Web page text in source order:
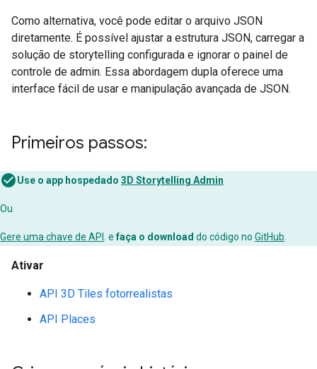
Como alternativa, você pode editar o arquivo JSON
diretamente. É possível ajustar a estrutura JSON, carregar a
solução de storytelling configurada e ignorar o painel de
controle de admin. Essa abordagem dupla oferece uma
interface fácil de usar e manipulação avançada de JSON.
Primeiros passos:
Use o app hospedado 3D Storytelling Admin
Ou
Gere uma chave de API . efaça o download do código no GitHub
Ativar
API 3D Tiles fotorrealistas
API Places